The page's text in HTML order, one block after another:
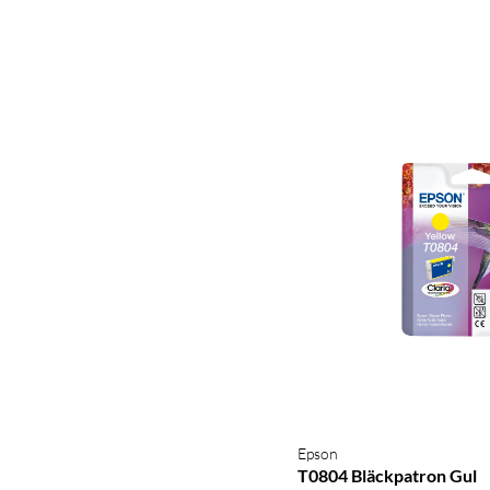
Epson
T0804 Bläckpatron Gul